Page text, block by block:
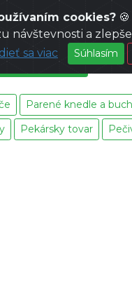
VÝROBKY
Parené knedle a
Pekársky tovar
cookies?🍪
návštevnosti a
sa viac Súhlasím